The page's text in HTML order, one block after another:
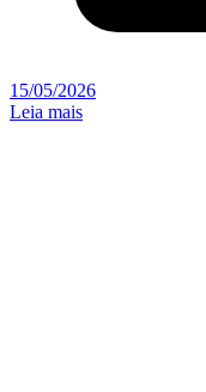
15/05/2026
Leia mais